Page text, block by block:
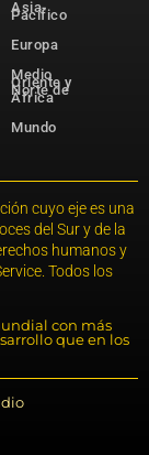
Asia-
Pacífico
Europa
Medio
Oriente y
Norte de
África
Mundo
cuyo eje es una
del Sur y de la
humanos y
Todos los
con más
que en los